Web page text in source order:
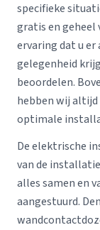
specifieke
gratis en geheel
ervaring dat u
gelegenheid
beoordelen.
hebben wij
optimale
De elektrische
van de
alles samen en
aangestuurd.